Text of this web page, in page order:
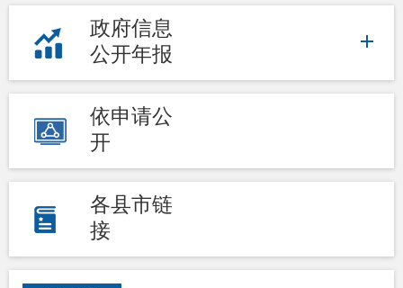
政府信息
公开年报
依申请公
开
各县市链
接